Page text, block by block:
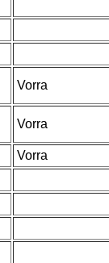
Vorra
Vorra
Vorra